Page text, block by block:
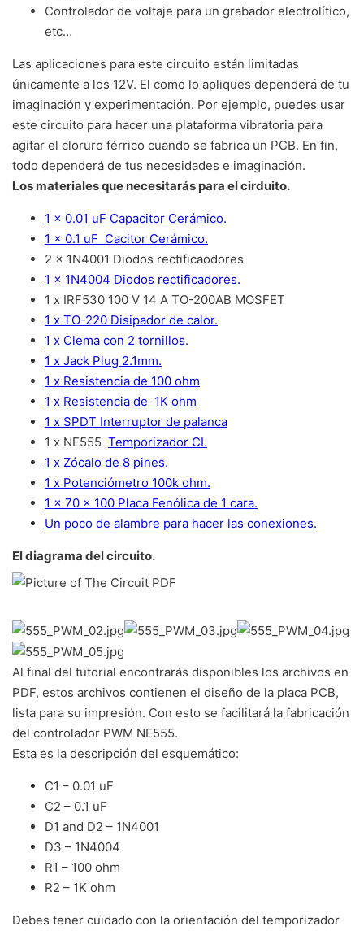
Controlador de voltaje para un grabador electrolítico,
etc…
Las aplicaciones para este circuito están limitadas
únicamente a los 12V. El como lo apliques dependerá de tu
imaginación y experimentación. Por ejemplo, puedes usar
este circuito para hacer una plataforma vibratoria para
agitar el cloruro férrico cuando se fabrica un PCB. En fin,
todo dependerá de tus necesidades e imaginación.
Los materiales que necesitarás para el cirduito.
1 x 0.01 uF Capacitor Cerámico.
1 x 0.1 uF Cacitor Cerámico.
2 x 1N4001 Diodos rectificaodores
1 x 1N4004 Diodos rectificadores.
1 x IRF530 100 V 14 A TO-200AB MOSFET
1 x TO-220 Disipador de calor.
1 x Clema con 2 tornillos.
1 x Jack Plug 2.1mm.
1 x Resistencia de 100 ohm
1 x Resistencia de 1K ohm
1 x SPDT Interruptor de palanca
1 x NE555 Temporizador CI.
1 x Zócalo de 8 pines.
1 x Potenciómetro 100k ohm.
1 x 70 x 100 Placa Fenólica de 1 cara.
Un poco de alambre para hacer las conexiones.
El diagrama del circuito.
Al final del tutorial encontrarás disponibles los archivos en
PDF, estos archivos contienen el diseño de la placa PCB,
lista para su impresión. Con esto se facilitará la fabricación
del controlador PWM NE555.
Esta es la descripción del esquemático:
C1 – 0.01 uF
C2 – 0.1 uF
D1 and D2 – 1N4001
D3 – 1N4004
R1 – 100 ohm
R2 – 1K ohm
Debes tener cuidado con la orientación del temporizador